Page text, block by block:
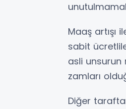
Maaş artışı
sabit
asli unsurun
zamları
Diğer